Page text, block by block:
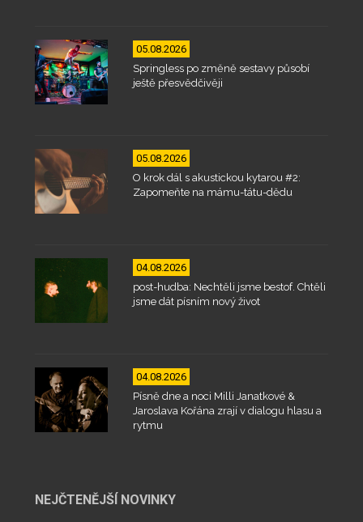
05.08.2026
Springless po změně sestavy působí
ještě přesvědčivěji
05.08.2026
O krok dál s akustickou kytarou #2:
Zapomeňte na mámu-tátu-dědu
04.08.2026
post-hudba: Nechtěli jsme bestof. Chtěli
jsme dát písním nový život
04.08.2026
Písně dne a noci Milli Janatkové &
Jaroslava Kořána zrají v dialogu hlasu a
rytmu
NEJČTENĚJŠÍ NOVINKY